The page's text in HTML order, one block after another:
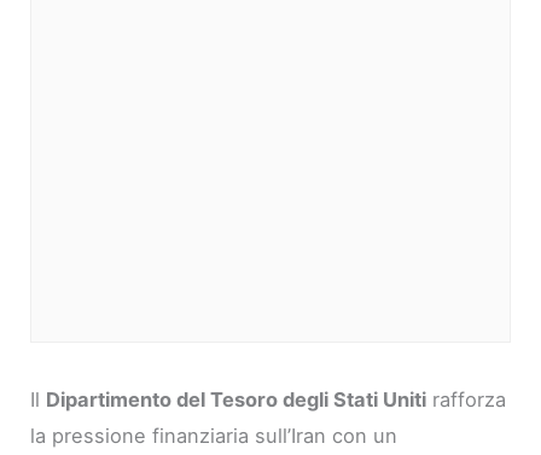
Il Dipartimento del Tesoro degli Stati Uniti rafforza
la pressione finanziaria sull’Iran con un